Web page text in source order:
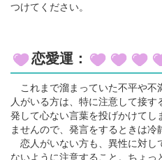
つけてください。
恋愛運：
これまで溜まっていた不平や不
人がいる方は、特に注意して接
発して心ない言葉を投げかけてし
ませんので、発言をするときは冷
恋人がいない方も、異性に対し
ないように注意すること。ちょっ